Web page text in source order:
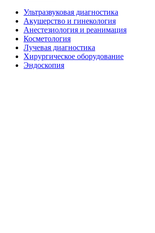
Ультразвуковая диагностика
Акушерство и гинекология
Анестезиология и реанимация
Косметология
Лучевая диагностика
Хирургическое оборудование
Эндоскопия